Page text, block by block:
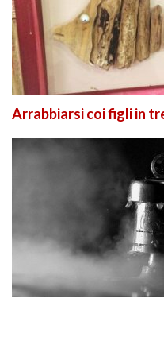
Arrabbiarsi coi figli in